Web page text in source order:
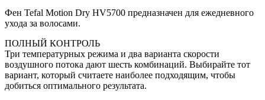
Фен Tefal Motion Dry HV5700 предназначен для ежедневного
ухода за волосами.
ПОЛНЫЙ КОНТРОЛЬ
Три температурных режима и два варианта скорости
воздушного потока дают шесть комбинаций. Выбирайте тот
вариант, который считаете наиболее подходящим, чтобы
добиться оптимального результата.